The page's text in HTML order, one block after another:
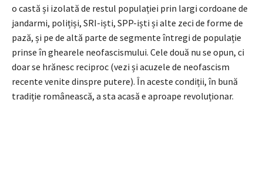
o castă și izolată de restul populației prin largi cordoane de
jandarmi, polițiși, SRI-iști, SPP-iști și alte zeci de forme de
pază, și pe de altă parte de segmente întregi de populație
prinse în ghearele neofascismului. Cele două nu se opun, ci
doar se hrănesc reciproc (vezi și acuzele de neofascism
recente venite dinspre putere). În aceste condiții, în bună
tradiție românească, a sta acasă e aproape revoluționar.